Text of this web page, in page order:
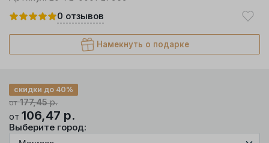
0 отзывов
Намекнуть о подарке
от177,45р.
скидки до 40%
от 106,47 р.
Выберите город: